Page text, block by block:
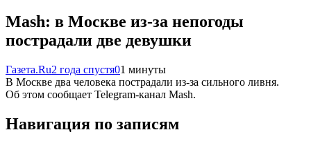
Mash: в Москве из-за непогоды
пострадали две девушки
Газета.Ru2 года спустя01 минуты
В Москве два человека пострадали из-за сильного ливня.
Об этом сообщает Telegram-канал Mash.
Навигация по записям